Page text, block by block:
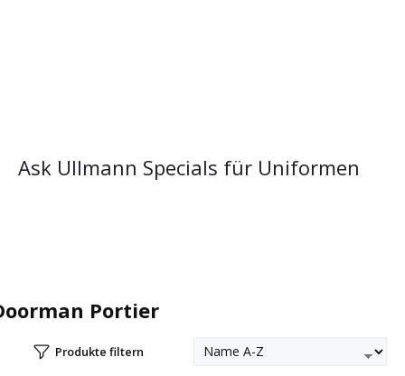
Ask Ullmann Specials für Uniformen
Portier
Produkte filtern